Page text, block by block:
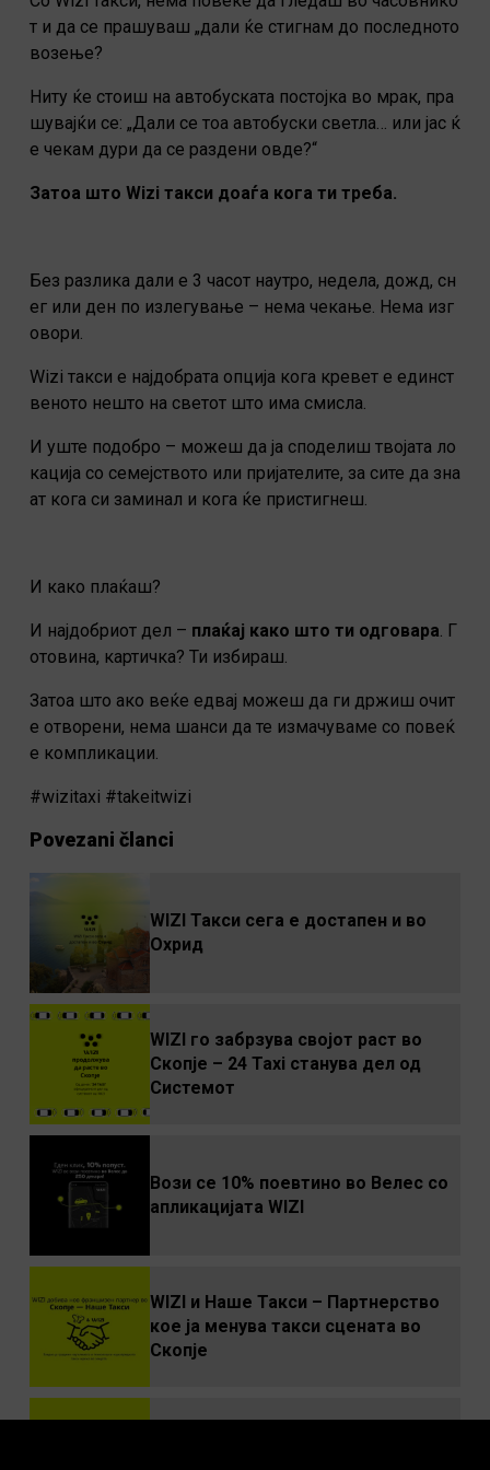
т и да се прашуваш „дали ќе стигнам до последното
возење?
Ниту ќе стоиш на автобуската постојка во мрак, пра
шувајќи се: „Дали се тоа автобуски светла… или јас ќ
е чекам дури да се раздени овде?“
Затоа што Wizi такси доаѓа кога ти треба.
Без разлика дали е 3 часот наутро, недела, дожд, сн
ег или ден по излегување – нема чекање. Нема изг
овори.
Wizi такси е најдобрата опција кога кревет е единст
веното нешто на светот што има смисла.
И уште подобро – можеш да ја споделиш твојата ло
кација со семејството или пријателите, за сите да зна
ат кога си заминал и кога ќе пристигнеш.
И како плаќаш?
И најдобриот дел – плаќај како што ти одговара. Г
отовина, картичка? Ти избираш.
Затоа што ако веќе едвај можеш да ги држиш очит
е отворени, нема шанси да те измачуваме со повеќ
е компликации.
#wizitaxi #takeitwizi
Povezani članci
WIZI Такси сега е достапен и во
Охрид
WIZI го забрзува својот раст во
Скопје – 24 Taxi станува дел од
Системот
Вози се 10% поевтино во Велес со
апликацијата WIZI
WIZI и Наше Такси – Партнерство
кое ја менува такси сцената во
Скопје